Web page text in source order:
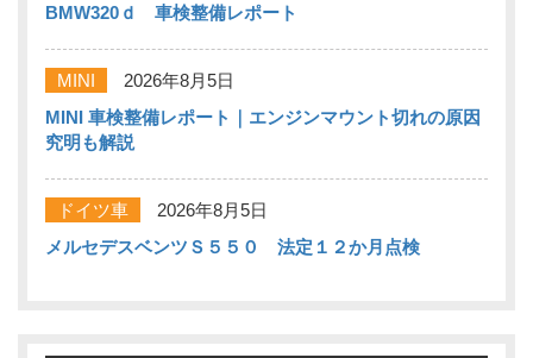
BMW320ｄ 車検整備レポート
MINI
2026年8月5日
MINI 車検整備レポート｜エンジンマウント切れの原因
究明も解説
ドイツ車
2026年8月5日
メルセデスベンツＳ５５０ 法定１２か月点検